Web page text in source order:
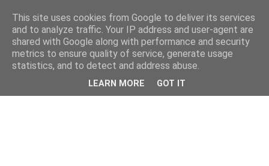
This site uses cookies from Google to deliver its services
and to analyze traffic. Your IP address and user-agent are
shared with Google along with performance and security
metrics to ensure quality of service, generate usage
statistics, and to detect and address abuse.
LEARN MORE GOT IT